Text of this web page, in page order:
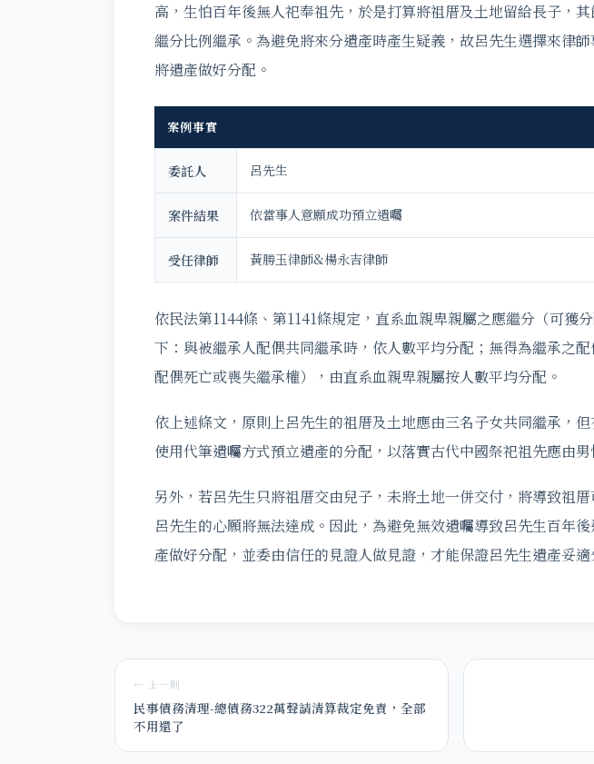
高，生怕百年後無人祀奉祖先，於是打算將祖厝及土地留給長子，
繼分比例繼承。為避免將來分遺產時產生疑義，故呂先生選擇來律
將遺產做好分配。
案例事實
委託人 呂先生
案件結果 依當事人意願成功預立遺囑
受任律師 黃勝玉律師&楊永吉律師
依民法第1144條、第1141條規定，直系血親卑親屬之應繼分（可獲
下：與被繼承人配偶共同繼承時，依人數平均分配；無得為繼承之配
配偶死亡或喪失繼承權），由直系血親卑親屬按人數平均分配。
依上述條文，原則上呂先生的祖厝及土地應由三名子女共同繼承，
使用代筆遺囑方式預立遺產的分配，以落實古代中國祭祀祖先應由男
另外，若呂先生只將祖厝交由兒子，未將土地一併交付，將導致祖
呂先生的心願將無法達成。因此，為避免無效遺囑導致呂先生百年
產做好分配，並委由信任的見證人做見證，才能保證呂先生遺產妥適
← 上一則
民事債務清理-總債務322萬聲請清算裁定免責，全部
不用還了